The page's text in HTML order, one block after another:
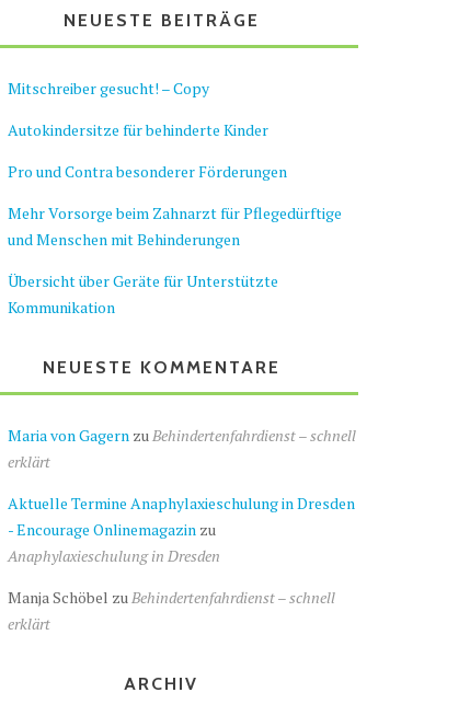
NEUESTE BEITRÄGE
Mitschreiber gesucht! – Copy
Autokindersitze für behinderte Kinder
Pro und Contra besonderer Förderungen
Mehr Vorsorge beim Zahnarzt für Pflegedürftige
und Menschen mit Behinderungen
Übersicht über Geräte für Unterstützte
Kommunikation
NEUESTE KOMMENTARE
Maria von Gagern zuBehindertenfahrdienst – schnell
erklärt
Aktuelle Termine Anaphylaxieschulung in Dresden
- Encourage Onlinemagazin zu
Anaphylaxieschulung in Dresden
Manja Schöbel zuBehindertenfahrdienst – schnell
erklärt
ARCHIV